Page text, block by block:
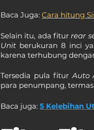
Baca Juga: Cara hitung
Selain itu, ada fitur rear
Unit berukuran 8 inci
karena terhubung
Tersedia pula fitur Auto
para penumpang,
Baca juga: 5 Kelebihan